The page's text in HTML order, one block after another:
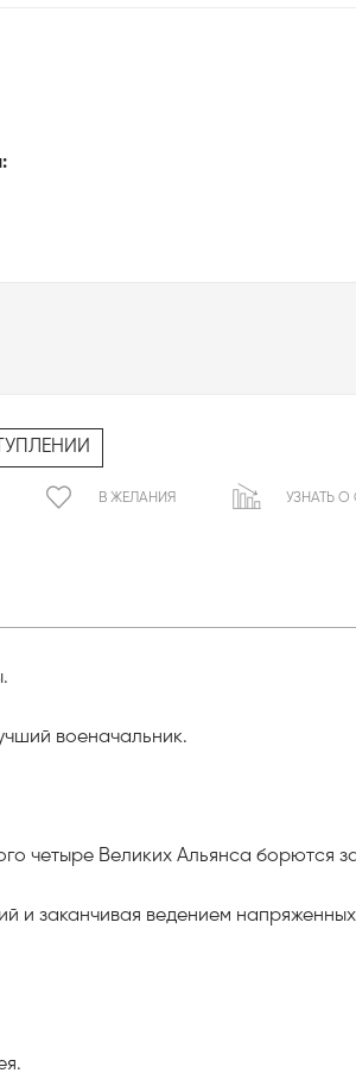
В ЖЕЛАНИЯ УЗНАТЬ
военачальник.
четыре Великих Альянса борются
и заканчивая ведением напряженных